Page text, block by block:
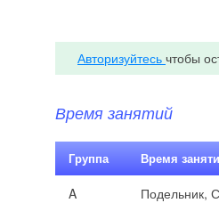
Авторизуйтесь чтобы
Время занятий
Группа Время
A
Подельник,